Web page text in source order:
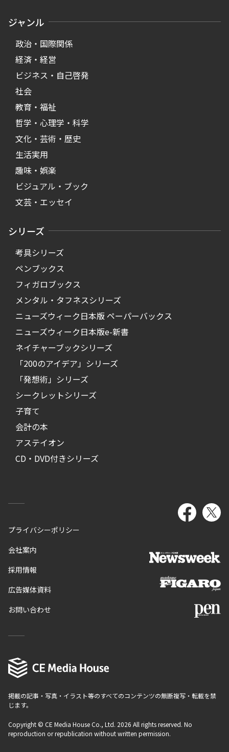
ジャンル
政治・国際関係
経済・経営
ビジネス・自己啓発
社会
教育・福祉
哲学・心理学・科学
文化・芸術・歴史
生活実用
趣味・娯楽
ビジュアル・ブック
文芸・エッセイ
シリーズ
考具シリーズ
ペンブックス
フィガロブックス
メンタル・タフネスシリーズ
ニューズウィーク日本版 ペーパーバックス
ニューズウィーク日本版e-新書
ネイチャーブックシリーズ
「200のアイデア」シリーズ
「発想術」シリーズ
シークレットシリーズ
子育て
会計の本
アステイオン
CD・DVD付きシリーズ
プライバシーポリシー
会社案内
採用情報
広告媒体資料
お問い合わせ
掲載の記事・写真・イラスト等のすべてのコンテンツの無断複写・転載を禁
じます。
Copyright © CE Media House Co., Ltd. 2026 All rights reserved. No
reproduction or republication without written permission.